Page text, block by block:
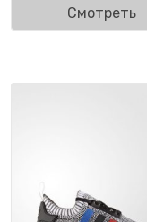
Смотреть